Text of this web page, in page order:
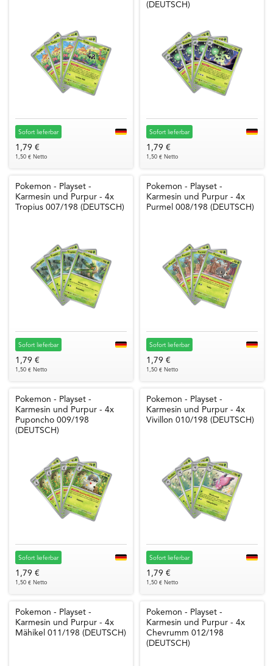
Sofort lieferbar
1,79 €
1,50 € Netto
(DEUTSCH)
Sofort lieferbar
1,79 €
1,50 € Netto
Pokemon - Playset -
Karmesin und Purpur - 4x
Tropius 007/198 (DEUTSCH)
Sofort lieferbar
1,79 €
1,50 € Netto
Pokemon - Playset -
Karmesin und Purpur - 4x
Purmel 008/198 (DEUTSCH)
Sofort lieferbar
1,79 €
1,50 € Netto
Pokemon - Playset -
Karmesin und Purpur - 4x
Puponcho 009/198
(DEUTSCH)
Sofort lieferbar
1,79 €
1,50 € Netto
Pokemon - Playset -
Karmesin und Purpur - 4x
Vivillon 010/198 (DEUTSCH)
Sofort lieferbar
1,79 €
1,50 € Netto
Pokemon - Playset -
Karmesin und Purpur - 4x
Mähikel 011/198 (DEUTSCH)
Pokemon - Playset -
Karmesin und Purpur - 4x
Chevrumm 012/198
(DEUTSCH)